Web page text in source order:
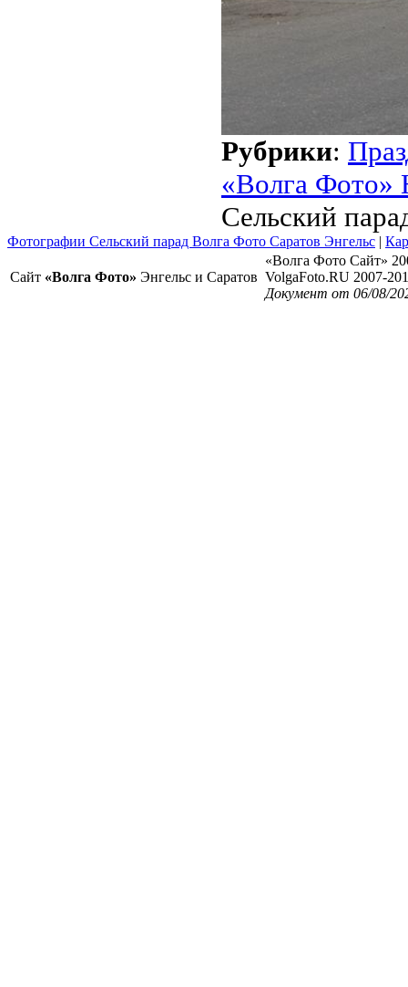
Рубрики:
«Волга Фото»
Сельский
Фотографии Сельский парад Волга Фото Саратов Энгельс |
Сайт «Волга Фото» Энгельс и Саратов
«Волга Фото Сайт»
VolgaFoto.RU 2007-
Документ от 06/08/